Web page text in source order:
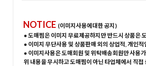
NOTICE (이미지사용에대한 공지)
• 도매찜은 이미지 무료제공하지만 반드시 상품은
• 이미지 무단사용 및 상품판매 외의 상업적, 개인
• 이미지사용은 도매회원 및 위탁배송회원만 사용
위 내용을 무시하고 도매찜이 아닌 타업체에서 직